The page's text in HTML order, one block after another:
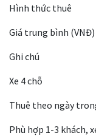
Hình thức thuê
Giá trung bình (VNĐ)
Ghi chú
Xe 4 chỗ
Thuê theo ngày
Phù hợp 1-3 khách,